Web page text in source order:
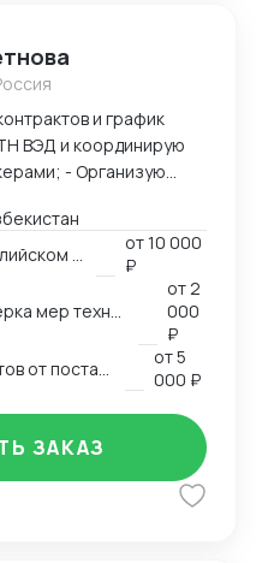
и график
с
за
правильного кода; -
сделок,
листов, контрактов.
от10 000
₽
Подбор кодов ТНВЭД, проверка мер технического регулирования, запретов и ограничений
от2
000
₽
от5
000 ₽
ЗАКАЗ